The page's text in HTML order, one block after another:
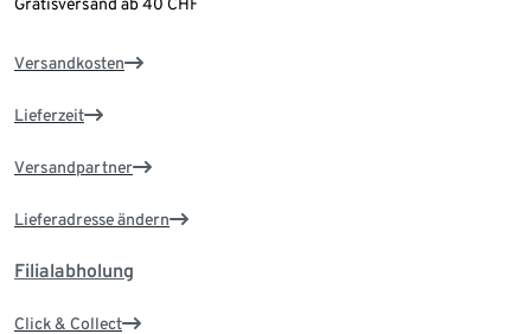
Versandkosten
Lieferzeit
Versandpartner
Lieferadresse ändern
Filialabholung
Click & Collect